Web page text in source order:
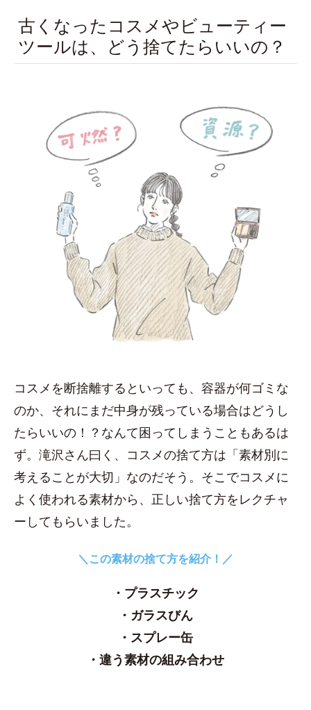
古くなったコスメやビューティー
ツールは、どう捨てたらいいの？
コスメを断捨離するといっても、容器が何ゴミな
のか、それにまだ中身が残っている場合はどうし
たらいいの！？なんて困ってしまうこともあるは
ず。滝沢さん曰く、コスメの捨て方は「素材別に
考えることが大切」なのだそう。そこでコスメに
よく使われる素材から、正しい捨て方をレクチャ
ーしてもらいました。
＼この素材の捨て方を紹介！／
・プラスチック
・ガラスびん
・スプレー缶
・違う素材の組み合わせ